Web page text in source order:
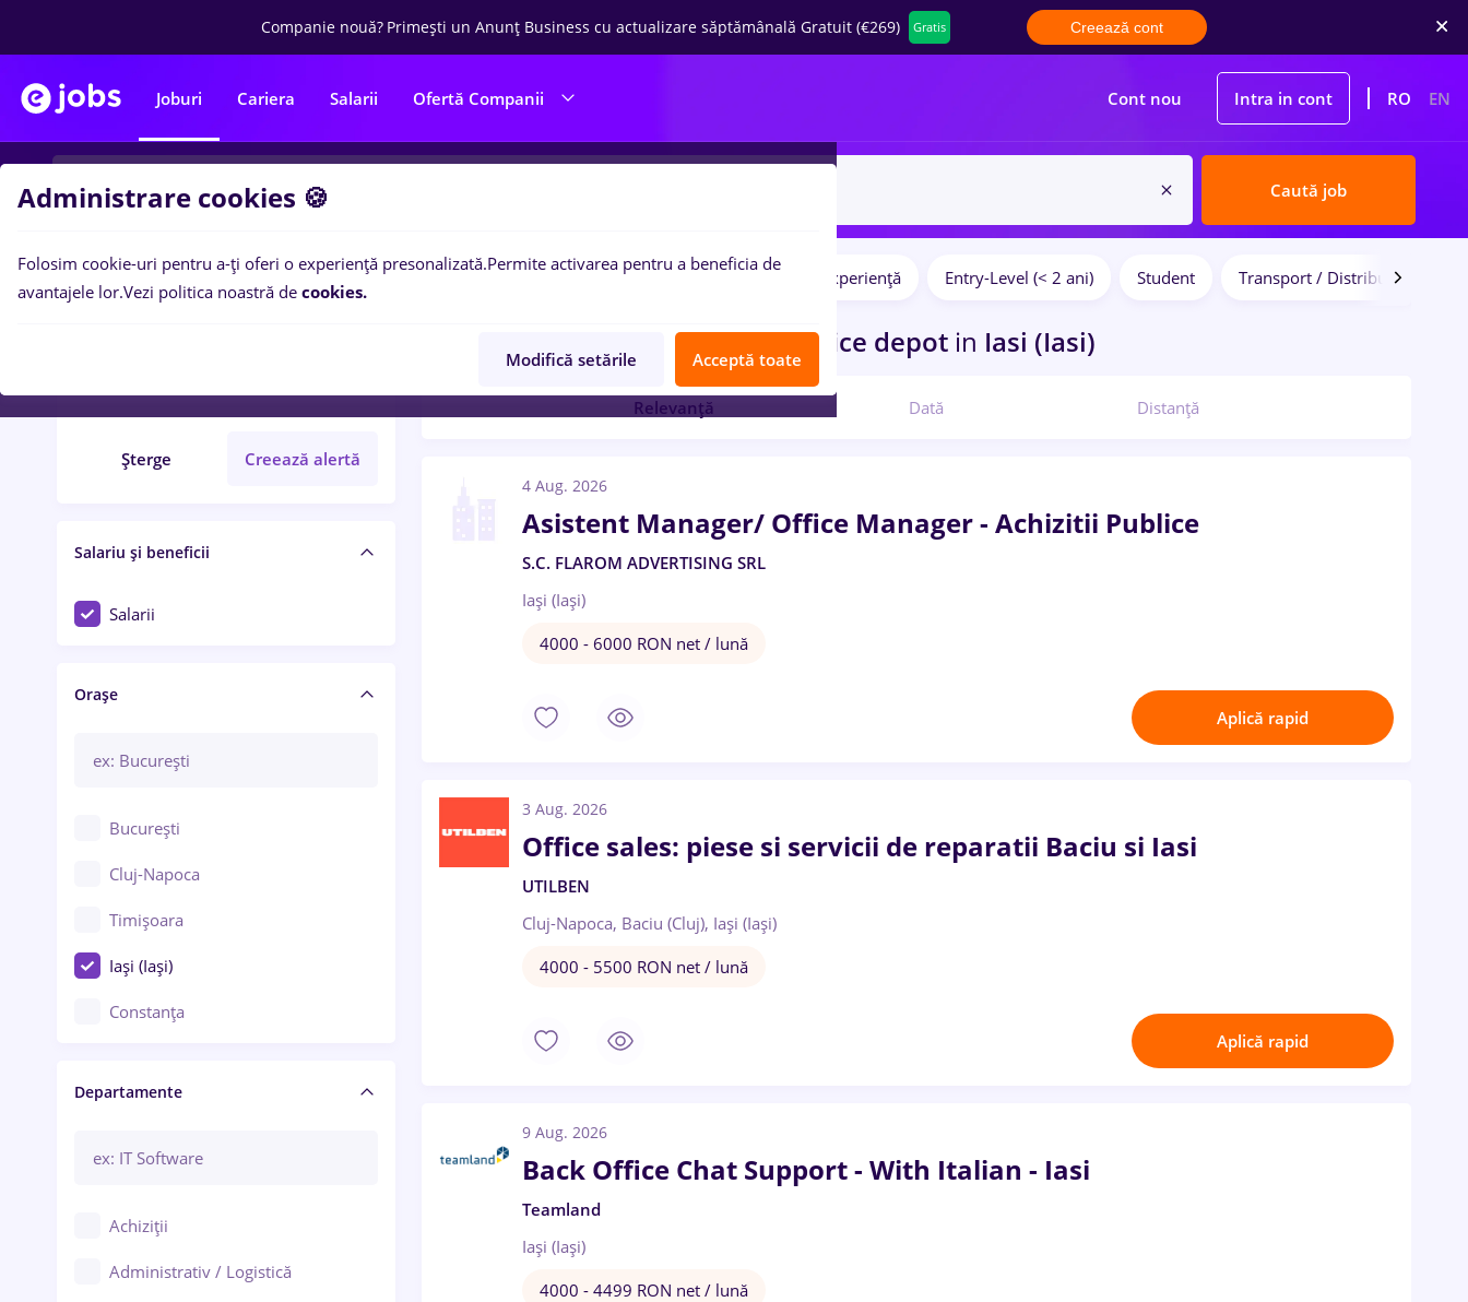
Companie nouă? Primești un Anunț Business cu actualizare săptămânală Gratuit (€269) Gratis Creează cont
Joburi Cariera Salarii Ofertă Companii Cont nou Intra in cont RO EN
Caută job
Filtre
Șterge Creează alertă
Salariu și beneficii
Salarii
Orașe
București
Cluj-Napoca
Timișoara
Iași (Iași)
Constanța
Brașov
Bacău
Galați (Galați)
Departamente
Achiziții
Administrativ / Logistică
Full time Fără experiență Entry-Level (< 2 ani) Student Transport / Distribuție
cu salarii office depot in Iasi (Iasi)
Relevanță Dată Distanță
4 Aug. 2026
Asistent Manager/ Office Manager - Achizitii Publice
S.C. FLAROM ADVERTISING SRL
Iași (Iași)
4000 - 6000 RON net / lună
Aplică rapid
3 Aug. 2026
Office sales: piese si servicii de reparatii Baciu si Iasi
UTILBEN
Cluj-Napoca, Baciu (Cluj), Iași (Iași)
4000 - 5500 RON net / lună
Aplică rapid
9 Aug. 2026
Back Office Chat Support - With Italian - Iasi
Teamland
Iași (Iași)
4000 - 4499 RON net / lună
Administrare cookies 🍪
Folosim cookie-uri pentru a-ți oferi o experiență presonalizată.Permite activarea pentru a beneficia de
avantajele lor.Vezi politica noastră de cookies.
Modifică setările Acceptă toate